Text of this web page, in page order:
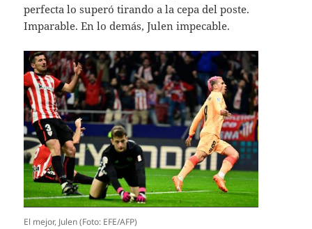
perfecta lo superó tirando a la cepa del poste.
Imparable. En lo demás, Julen impecable.
El mejor, Julen (Foto: EFE/AFP)